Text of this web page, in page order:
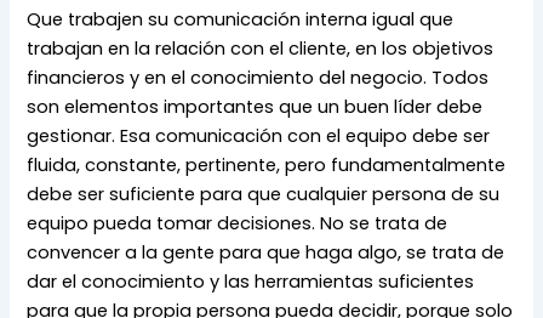
Que trabajen su comunicación interna igual que
trabajan en la relación con el cliente, en los objetivos
financieros y en el conocimiento del negocio. Todos
son elementos importantes que un buen líder debe
gestionar. Esa comunicación con el equipo debe ser
fluida, constante, pertinente, pero fundamentalmente
debe ser suficiente para que cualquier persona de su
equipo pueda tomar decisiones. No se trata de
convencer a la gente para que haga algo, se trata de
dar el conocimiento y las herramientas suficientes
para que la propia persona pueda decidir, porque solo